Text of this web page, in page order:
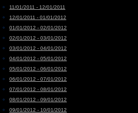
11/01/2011 - 12/01/2011
12/01/2011 - 01/01/2012
01/01/2012 - 02/01/2012
02/01/2012 - 03/01/2012
03/01/2012 - 04/01/2012
04/01/2012 - 05/01/2012
05/01/2012 - 06/01/2012
06/01/2012 - 07/01/2012
07/01/2012 - 08/01/2012
08/01/2012 - 09/01/2012
09/01/2012 - 10/01/2012